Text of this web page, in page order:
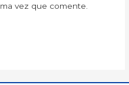
vez que comente.